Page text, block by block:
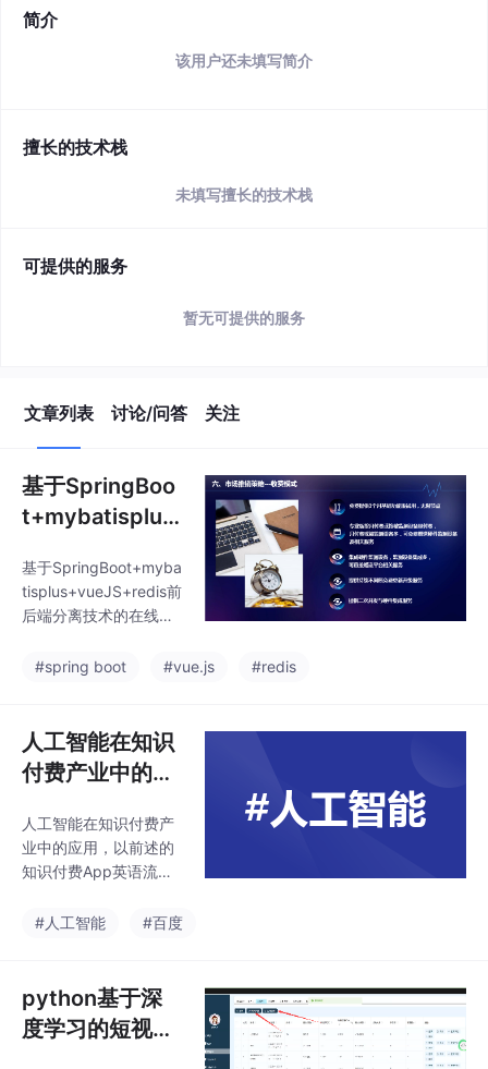
简介
该用户还未填写简介
擅长的技术栈
未填写擅长的技术栈
可提供的服务
暂无可提供的服务
文章列表 讨论/问答 关注
基于SpringBoo
t+mybatisplus
前后端分离技术
的在线商城设计
基于SpringBoot+myba
tisplus+vueJS+redis前
后端分离技术的在线商
#spring boot
#vue.js #redis
人工智能在知识
付费产业中的应
人工智能在知识付费产
业中的应用，以前述的
知识付费App英语流利
要在于信息处理的智能
学生模型和教学模型的
建构，从而让人工智能
技术辅助英语教学，提
#人工智能 #百度
python基于深
度学习的短视频